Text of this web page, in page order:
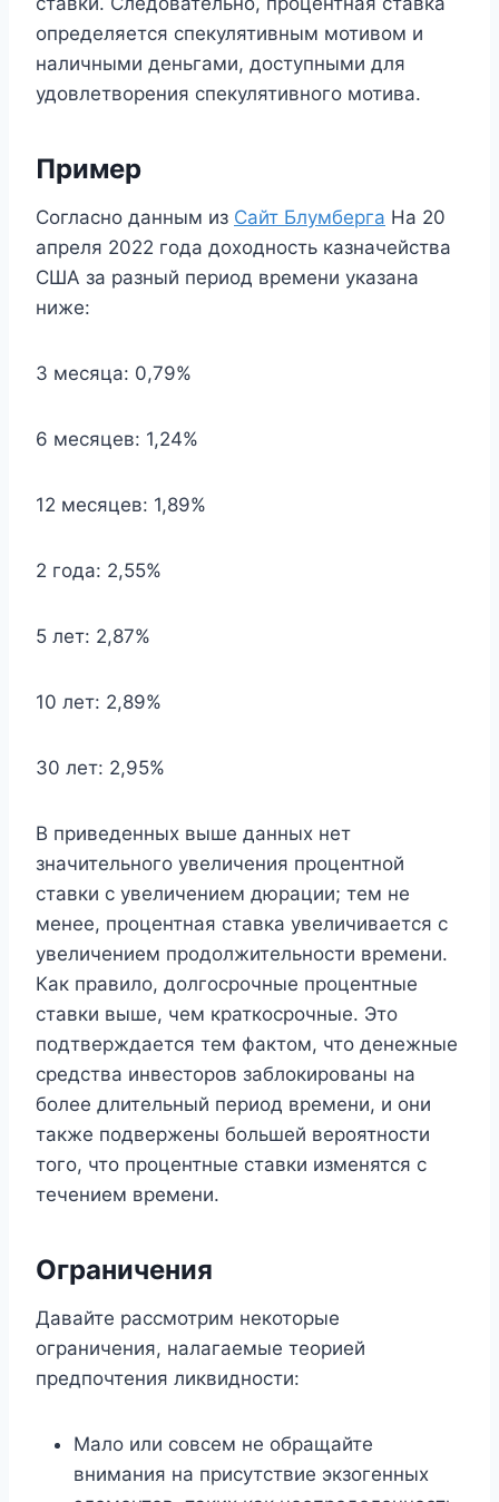
определяется спекулятивным мотивом и
наличными деньгами, доступными для
удовлетворения спекулятивного мотива.
Пример
Согласно данным из Сайт Блумберга На 20
апреля 2022 года доходность казначейства
США за разный период времени указана
ниже:
3 месяца: 0,79%
6 месяцев: 1,24%
12 месяцев: 1,89%
2 года: 2,55%
5 лет: 2,87%
10 лет: 2,89%
30 лет: 2,95%
В приведенных выше данных нет
значительного увеличения процентной
ставки с увеличением дюрации; тем не
менее, процентная ставка увеличивается с
увеличением продолжительности времени.
Как правило, долгосрочные процентные
ставки выше, чем краткосрочные. Это
подтверждается тем фактом, что денежные
средства инвесторов заблокированы на
более длительный период времени, и они
также подвержены большей вероятности
того, что процентные ставки изменятся с
течением времени.
Ограничения
Давайте рассмотрим некоторые
ограничения, налагаемые теорией
предпочтения ликвидности:
Мало или совсем не обращайте
внимания на присутствие экзогенных